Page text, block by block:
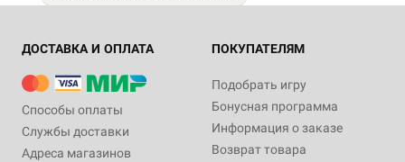
ДОСТАВКА И ОПЛАТА
Способы оплаты
Службы доставки
Адреса магазинов
ПОКУПАТЕЛЯМ
Подобрать игру
Бонусная программа
Информация о заказе
Возврат товара